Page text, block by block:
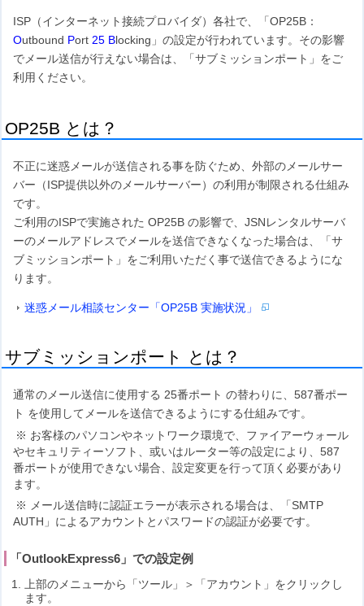
ISP（インターネット接続プロバイダ）各社で、「OP25B：
Outbound Port 25 Blocking」の設定が行われています。その影響
でメール送信が行えない場合は、「サブミッションポート」をご
利用ください。
OP25B とは？
不正に迷惑メールが送信される事を防ぐため、外部のメールサー
バー（ISP提供以外のメールサーバー）の利用が制限される仕組み
です。
ご利用のISPで実施された OP25B の影響で、JSNレンタルサーバ
ーのメールアドレスでメールを送信できなくなった場合は、「サ
ブミッションポート」をご利用いただく事で送信できるようにな
ります。
迷惑メール相談センター「OP25B 実施状況」
サブミッションポート とは？
通常のメール送信に使用する 25番ポート の替わりに、587番ポー
ト を使用してメールを送信できるようにする仕組みです。
お客様のパソコンやネットワーク環境で、ファイアーウォール
やセキュリティーソフト、或いはルーター等の設定により、587
番ポートが使用できない場合、設定変更を行って頂く必要があり
ます。
メール送信時に認証エラーが表示される場合は、「SMTP
AUTH」によるアカウントとパスワードの認証が必要です。
「OutlookExpress6」での設定例
上部のメニューから「ツール」＞「アカウント」をクリックし
ます。